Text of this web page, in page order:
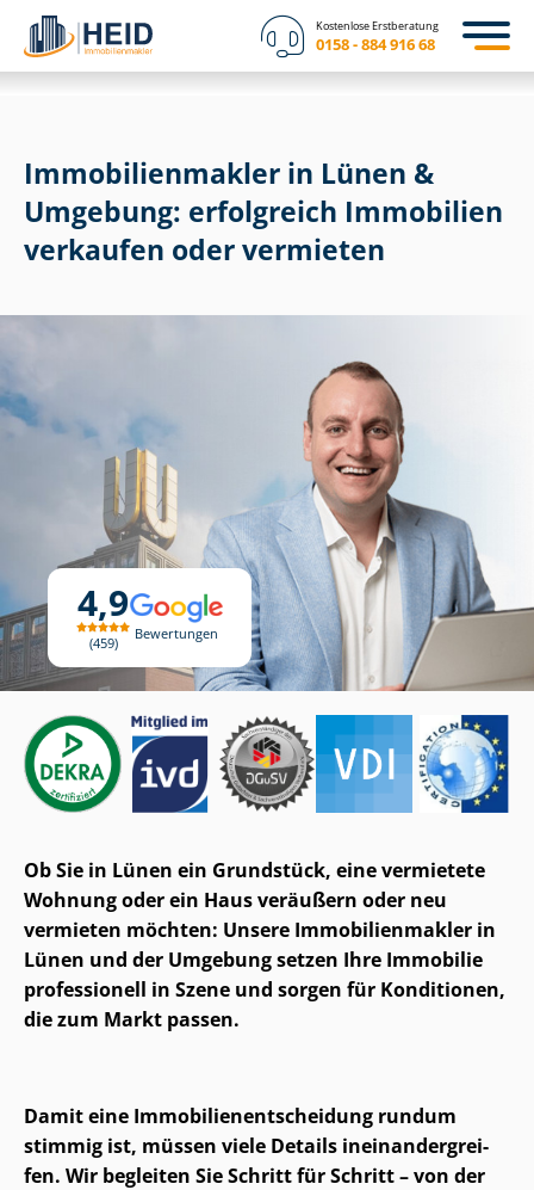
Kostenlose Erstberatung
0158 - 884 916 68
4,9
459
Bewertungen
Im­mo­bi­li­en­mak­ler in Lünen &
Umgebung: erfolgreich Immobilien
verkaufen oder vermieten
Ob Sie in Lünen ein Grundstück, eine vermietete
Wohnung oder ein Haus veräußern oder neu
vermieten möchten: Unsere Im­mo­bi­li­en­mak­ler in
Lünen und der Umgebung setzen Ihre Immobilie
professionell in Szene und sorgen für Konditionen,
die zum Markt passen.
Damit eine Im­mo­bi­li­en­ent­schei­dung rundum
stimmig ist, müssen viele Details in­ein­an­der­grei­
fen. Wir begleiten Sie Schritt für Schritt – von der